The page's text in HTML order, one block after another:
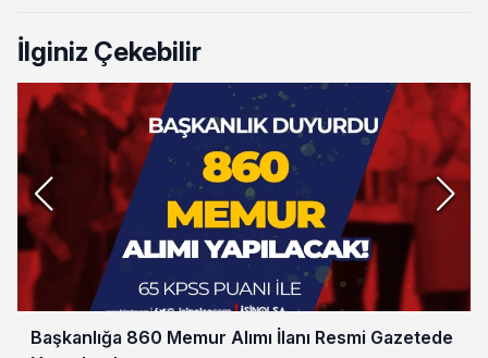
İlginiz Çekebilir
Başkanlığa 860 Memur Alımı İlanı Resmi Gazetede